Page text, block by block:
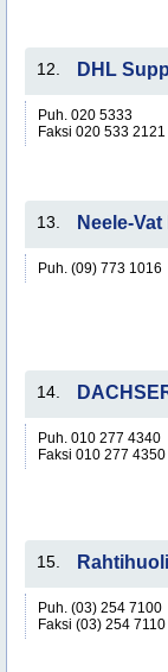
12. DHL
Puh. 020 5333
Faksi 020 533 2121
13. Neele-
Puh. (09) 773 1016
14.
Puh. 010 277 4340
Faksi 010 277 4350
15.
Puh. (03) 254 7100
Faksi (03) 254 7110